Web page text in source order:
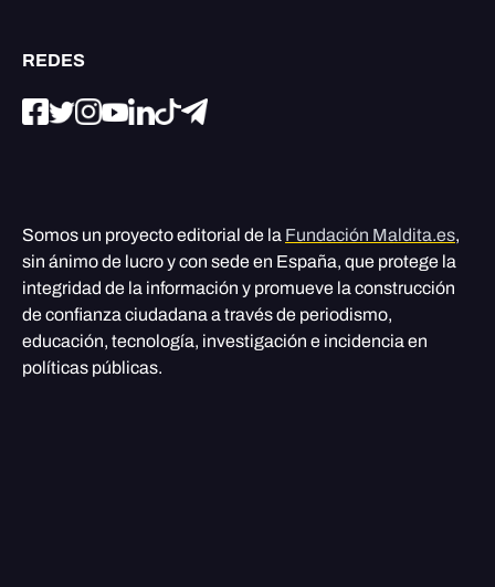
REDES
Somos un proyecto editorial de la Fundación Maldita.es,
sin ánimo de lucro y con sede en España, que protege la
integridad de la información y promueve la construcción
de confianza ciudadana a través de periodismo,
educación, tecnología, investigación e incidencia en
políticas públicas.